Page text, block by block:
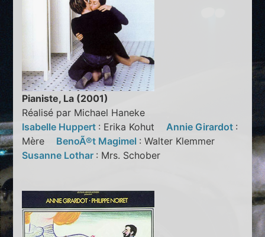
Pianiste, La (2001)
Réalisé par Michael Haneke
Isabelle Huppert : Erika Kohut Annie Girardot :
Mère BenoÃ®t Magimel : Walter Klemmer
Susanne Lothar : Mrs. Schober